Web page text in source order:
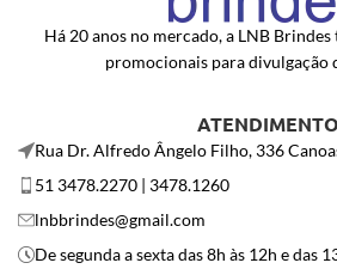
Há 20 anos no mercado, a LNB
promocionais para divulgação
ATENDIMENTO
Rua Dr. Alfredo Ângelo Filho, 336
51 3478.2270 | 3478.1260
lnbbrindes@gmail.com
De segunda a sexta das 8h às 12h e das